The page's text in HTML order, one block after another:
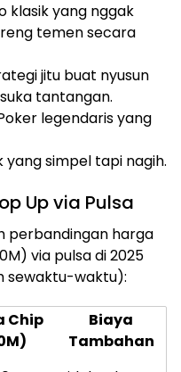
klasik yang nggak
temen secara
jitu buat nyusun
tantangan.
legendaris yang
yang simpel tapi nagih.
Up via Pulsa
perbandingan harga
via pulsa di 2025
sewaktu-waktu):
Chip
Biaya
Tambahan